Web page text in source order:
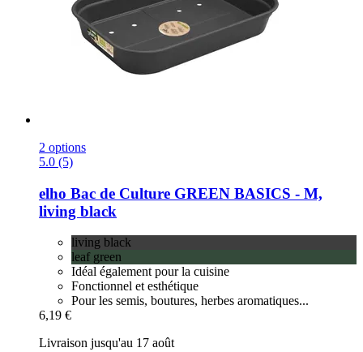
2 options
5.0 (5)
elho Bac de Culture GREEN BASICS -​ M,
living black
living black
leaf green
Idéal également pour la cuisine
Fonctionnel et esthétique
Pour les semis, boutures, herbes aromatiques...
6,19 €
Livraison jusqu'au 17 août